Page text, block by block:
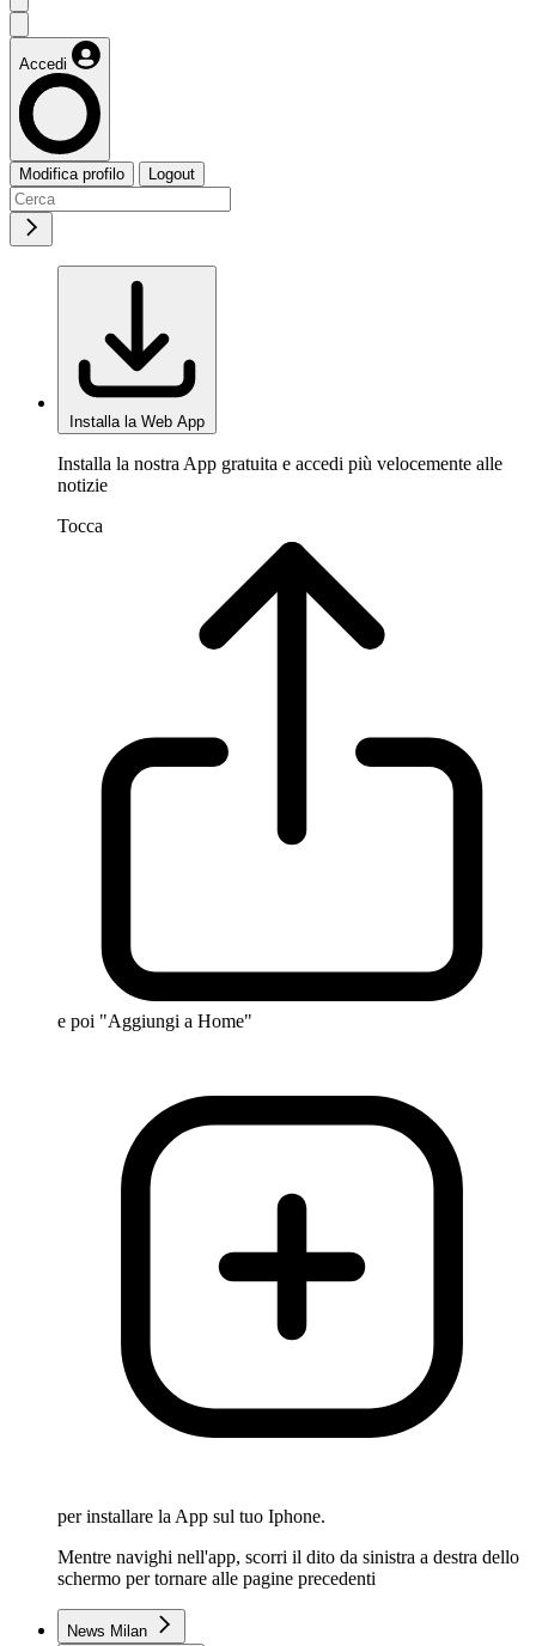
Accedi
Modifica profilo Logout
Installa la Web App
Installa la nostra App gratuita e accedi più velocemente alle
notizie
Tocca
e poi "Aggiungi a Home"
per installare la App sul tuo Iphone.
Mentre navighi nell'app, scorri il dito da sinistra a destra dello
schermo per tornare alle pagine precedenti
News Milan